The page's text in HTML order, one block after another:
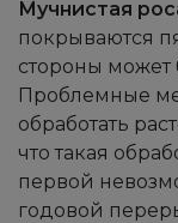
Мучнистая
покрываются
стороны
Проблемные
обработать
что такая
первой
годовой